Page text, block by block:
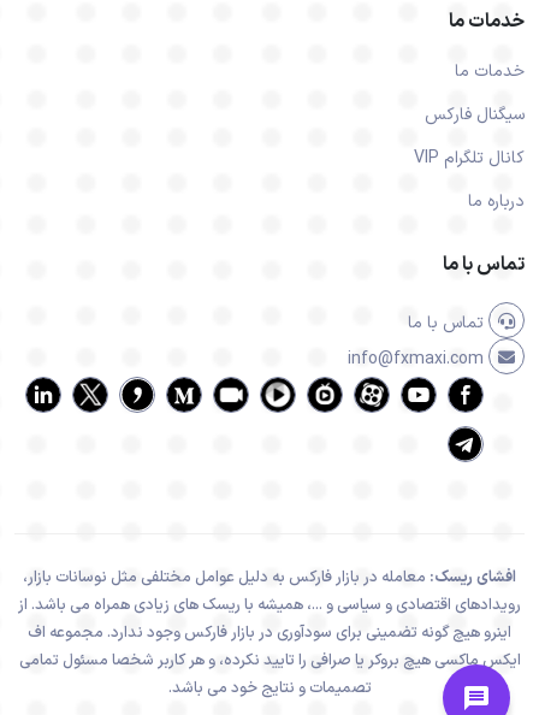
خدمات ما
خدمات ما
سیگنال فارکس
کانال تلگرام VIP
درباره ما
تماس با ما
تماس با ما
افشای ریسک: معامله در بازار فارکس به دلیل عوامل مختلفی مثل نوسانات بازار،
رویدادهای اقتصادی و سیاسی و ...، همیشه با ریسک های زیادی همراه می باشد. از
اینرو هیچ گونه تضمینی برای سودآوری در بازار فارکس وجود ندارد. مجموعه اف
ایکس ماکسی هیچ بروکر یا صرافی را تایید نکرده، و هر کاربر شخصا مسئول تمامی
تصمیمات و نتایج خود می باشد.